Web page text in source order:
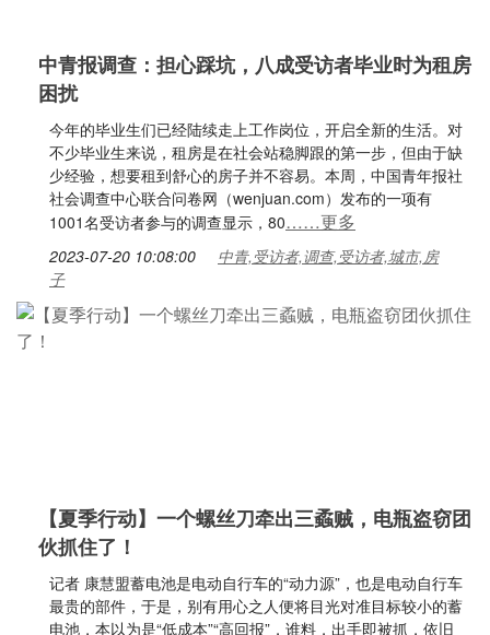
中青报调查：担心踩坑，八成受访者毕业时为租房
困扰
今年的毕业生们已经陆续走上工作岗位，开启全新的生活。对
不少毕业生来说，租房是在社会站稳脚跟的第一步，但由于缺
少经验，想要租到舒心的房子并不容易。本周，中国青年报社
社会调查中心联合问卷网（wenjuan.com）发布的一项有
1001名受访者参与的调查显示，80……更多
2023-07-20 10:08:00
中青,受访者,调查,受访者,城市,房
子
【夏季行动】一个螺丝刀牵出三蟊贼，电瓶盗窃团
伙抓住了！
记者 康慧盟蓄电池是电动自行车的“动力源”，也是电动自行车
最贵的部件，于是，别有用心之人便将目光对准目标较小的蓄
电池，本以为是“低成本”“高回报”，谁料，出手即被抓，依旧